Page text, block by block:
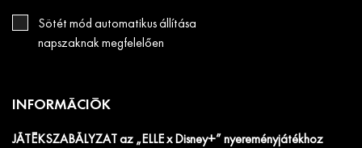
Sötét mód automatikus állítása
napszaknak megfelelően
INFORMÁCIÓK
JÁTÉKSZABÁLYZAT az „ELLE x Disney+” nyereményjátékhoz